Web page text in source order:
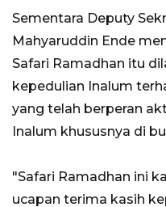
Sementara Deputy
Mahyaruddin Ende
Safari Ramadhan itu
kepedulian Inalum
yang telah berperan
Inalum khususnya di
"Safari Ramadhan ini
ucapan terima kasih